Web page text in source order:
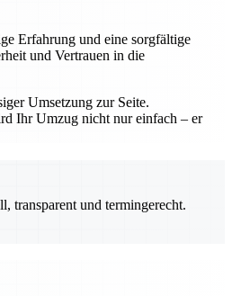
Erfahrung und eine sorgfältige
und Vertrauen in die
Umsetzung zur Seite.
Ihr Umzug nicht nur einfach – er
transparent und termingerecht.